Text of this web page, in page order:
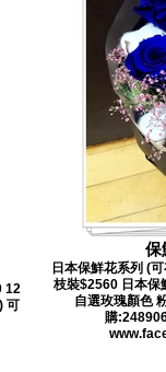
12
可
保
日本保鮮花系列 (
枝裝$2560 日本
自選玫瑰顏色
購